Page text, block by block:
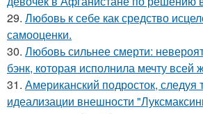
29. Любовь к себе как средство
самооценки.
30. Любовь сильнее смерти:
бэнк, которая исполнила мечту всей
31. Американский подросток, следуя
идеализации внешности